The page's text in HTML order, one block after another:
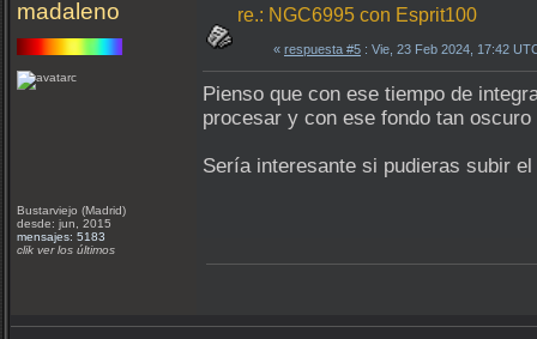
madaleno
Bustarviejo (Madrid)
desde: jun, 2015
mensajes: 5183
clik ver los últimos
re.: NGC6995 con Esprit100
« respuesta #5 : Vie, 23 Feb 2024, 17:42
Pienso que con ese tiempo de
procesar y con ese fondo tan
Sería interesante si pudieras subir